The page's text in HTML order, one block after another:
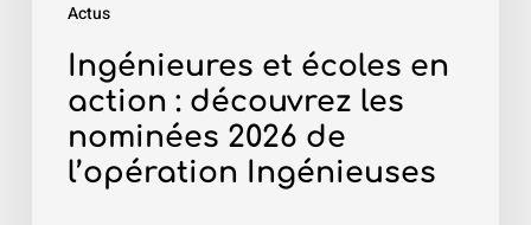
Actus
l’opération
Ingénieuses
Ingénieures et écoles en
action : découvrez les
nominées 2026 de
l’opération Ingénieuses